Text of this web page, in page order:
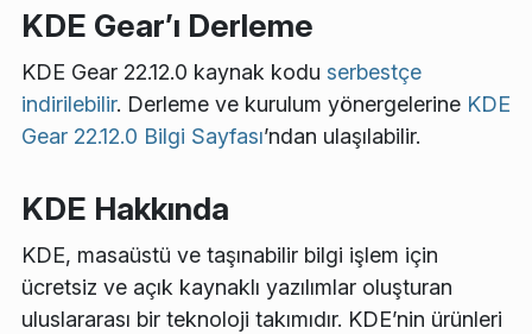
KDE Gear’ı Derleme
KDE Gear 22.12.0 kaynak kodu serbestçe
indirilebilir. Derleme ve kurulum yönergelerine KDE
Gear 22.12.0 Bilgi Sayfası’ndan ulaşılabilir.
KDE Hakkında
KDE, masaüstü ve taşınabilir bilgi işlem için
ücretsiz ve açık kaynaklı yazılımlar oluşturan
uluslararası bir teknoloji takımıdır. KDE’nin ürünleri